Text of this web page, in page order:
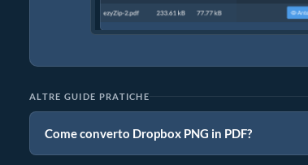
ALTRE GUIDE PRATICHE
Come converto Dropbox PNG in PDF?